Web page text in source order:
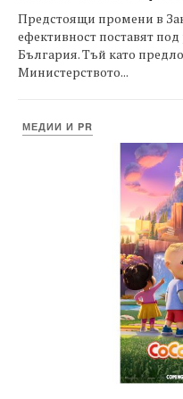
Предстоящи промени в
ефективност поставят
България. Тъй като
Министерството...
МЕДИИ И PR